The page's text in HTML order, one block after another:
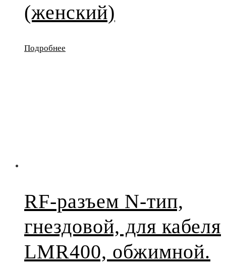
(женский)
Подробнее
RF-разъем N-тип,
гнездовой, для кабеля
LMR400, обжимной.